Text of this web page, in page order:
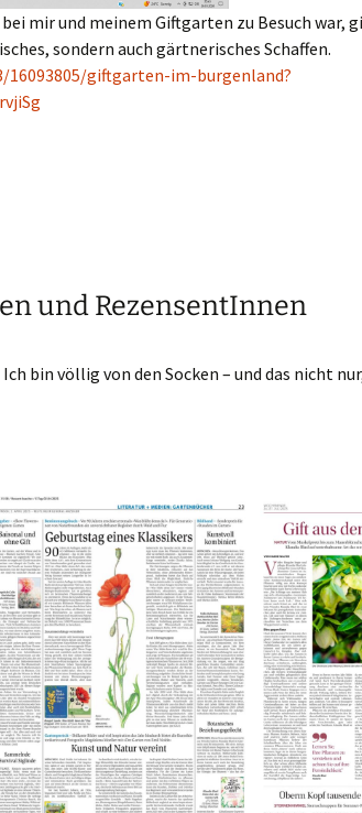
mir und meinem Giftgarten zu Besuch war,
sondern auch gärtnerisches Schaffen.
giftgarten-im-burgenland?
und RezensentInnen
bin völlig von den Socken – und das nicht